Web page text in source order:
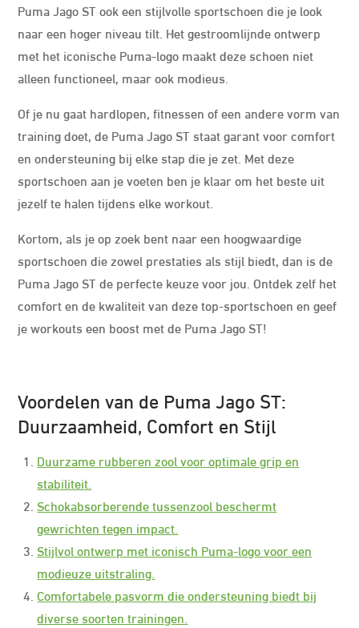
Puma Jago ST ook een stijlvolle sportschoen die je look
naar een hoger niveau tilt. Het gestroomlijnde ontwerp
met het iconische Puma-logo maakt deze schoen niet
alleen functioneel, maar ook modieus.
Of je nu gaat hardlopen, fitnessen of een andere vorm van
training doet, de Puma Jago ST staat garant voor comfort
en ondersteuning bij elke stap die je zet. Met deze
sportschoen aan je voeten ben je klaar om het beste uit
jezelf te halen tijdens elke workout.
Kortom, als je op zoek bent naar een hoogwaardige
sportschoen die zowel prestaties als stijl biedt, dan is de
Puma Jago ST de perfecte keuze voor jou. Ontdek zelf het
comfort en de kwaliteit van deze top-sportschoen en geef
je workouts een boost met de Puma Jago ST!
Voordelen van de Puma Jago ST:
Duurzaamheid, Comfort en Stijl
Duurzame rubberen zool voor optimale grip en
stabiliteit.
Schokabsorberende tussenzool beschermt
gewrichten tegen impact.
Stijlvol ontwerp met iconisch Puma-logo voor een
modieuze uitstraling.
Comfortabele pasvorm die ondersteuning biedt bij
diverse soorten trainingen.